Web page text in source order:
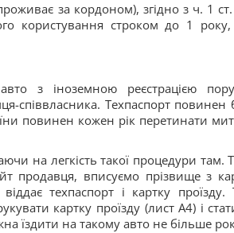
за кордоном), згідно з ч. 1
користування строком до 1
з іноземною реєстрацією
співвласника. Техпаспорт повинен
повинен кожен рік перетинати
на легкість такої процедури там.
продавця, вписуємо прізвище з
техпаспорт і картку проїзду.
картку проїзду (лист А4) і
їздити на такому авто не більше